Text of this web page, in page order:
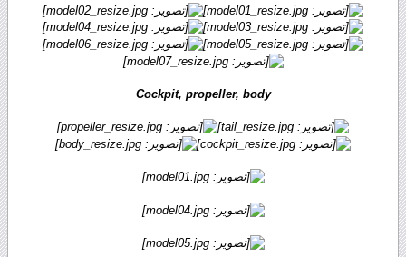
Cockpit, propeller, body